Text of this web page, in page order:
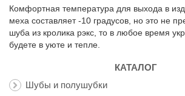
Комфортная температура для выхода в
меха составляет -10 градусов, но это не
шуба из кролика рэкс, то в любое время
будете в уюте и тепле.
КАТАЛОГ
Шубы и полушубки